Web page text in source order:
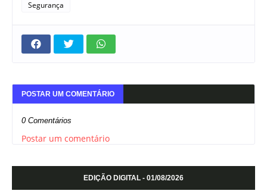
Segurança
POSTAR UM COMENTÁRIO
0 Comentários
Postar um comentário
EDIÇÃO DIGITAL - 01/08/2026